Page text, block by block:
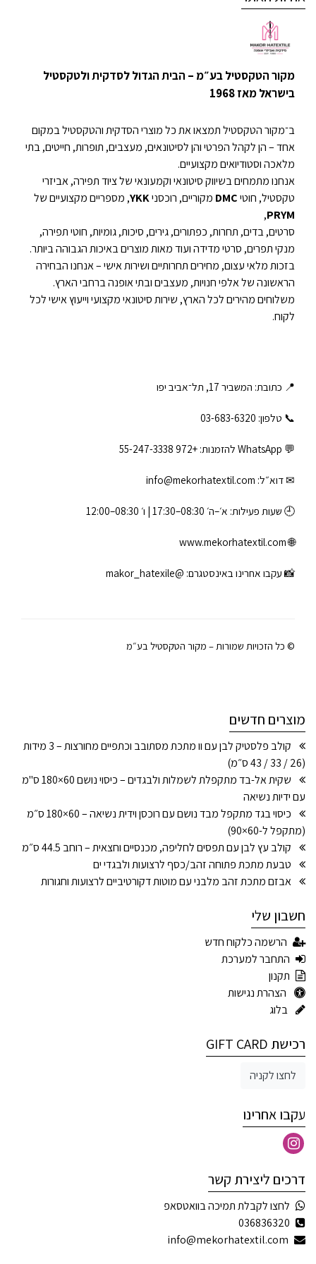
מקור הטקסטיל בע״מ – הבית הגדול לסדקית ולטקסטיל
בישראל מאז 1968
ב־מקור הטקסטיל תמצאו את כל מוצרי הסדקית והטקסטיל במקום
אחד – הן לקהל הפרטי והן לסיטונאים, מעצבים, תופרות, חייטים, בתי
מלאכה וסטודיואים מקצועיים.
אנחנו מתמחים בשיווק סיטונאי וקמעונאי של ציוד תפירה, אביזרי
טקסטיל, חוטיDMC מקוריים, רוכסניYKK, מספריים מקצועיים של
PRYM
,
סרטים, בדים, תחרות, כפתורים, גירים, סיכות, גומיות, חוטי תפירה,
מנקי תפרים, סרטי מדידה ועוד מאות מוצרים באיכות הגבוהה ביותר.
בזכות מלאי עצום, מחירים תחרותיים ושירות אישי – אנחנו הבחירה
הראשונה של אלפי חנויות, מעצבים ובתי אופנה ברחבי הארץ.
משלוחים מהירים לכל הארץ, שירות סיטונאי מקצועי וייעוץ אישי לכל
לקוח.
📍 כתובת: המשביר 17, תל־אביב יפו
📞 טלפון: ‎03-683-6320
💬 WhatsApp להזמנות: +972 55-247-3338
✉ דוא״ל: info@mekorhatextil.com
🕘 שעות פעילות: א׳–ה׳ 08:30–17:30 | ו׳ 08:30–12:00
🌐
www.mekorhatextil.com
📸 עקבו אחרינו באינסטגרם: @makor_hatexile
© כל הזכויות שמורות – מקור הטקסטיל בע״מ
מוצרים חדשים
קולב פלסטיק לבן עם וו מתכת מסתובב וכתפיים מחורצות – 3 מידות
(26 / 33 / 43 ס״מ)
שקית אל-בד מתקפלת לשמלות ולבגדים – כיסוי נושם 60×180 ס"מ
עם ידיות נשיאה
כיסוי בגד מתקפל מבד נושם עם רוכסן וידית נשיאה – 60×180 ס״מ
(מתקפל ל-60×90)
קולב עץ לבן עם תפסים לחליפה, מכנסיים וחצאית – רוחב 44.5 ס״מ
טבעת מתכת פתוחה זהב/כסף לרצועות ולבגדי ים
אבזם מתכת זהב מלבני עם מוטות דקורטיביים לרצועות וחגורות
חשבון שלי
הרשמה כלקוח חדש
התחבר למערכת
תקנון
הצהרת נגישות
בלוג
רכישת GIFT CARD
לחצו לקניה
עקבו אחרינו
דרכים ליצירת קשר
לחצו לקבלת תמיכה בוואטסאפ
036836320
info@mekorhatextil.com